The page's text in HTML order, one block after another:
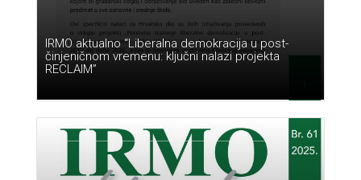
IRMO aktualno “Liberalna demokracija u post-
činjeničnom vremenu: ključni nalazi projekta
RECLAIM”